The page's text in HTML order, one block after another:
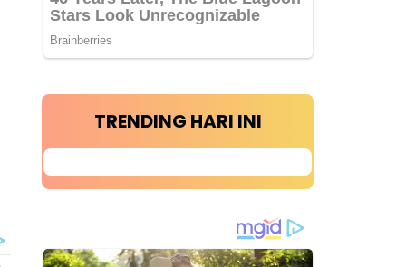
TRENDING HARI INI